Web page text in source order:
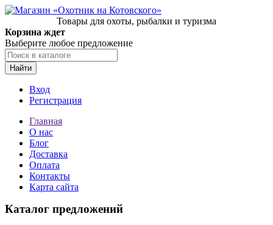
Товары для охоты, рыбалки и туризма
Корзина ждет
Выберите любое предложение
Найти
Вход
Регистрация
Главная
О нас
Блог
Доставка
Оплата
Контакты
Карта сайта
Каталог предложений